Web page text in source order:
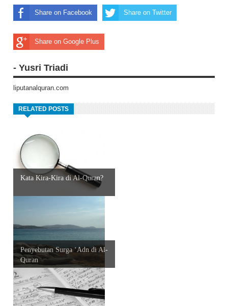
Share on Facebook Share on Twitter
Share on Google Plus
- Yusri Triadi
liputanalquran.com
RELATED POSTS
Kata Kira-Kira di Al-Quran?
Penyebutan Surga ‘Adn di Al-
Quran